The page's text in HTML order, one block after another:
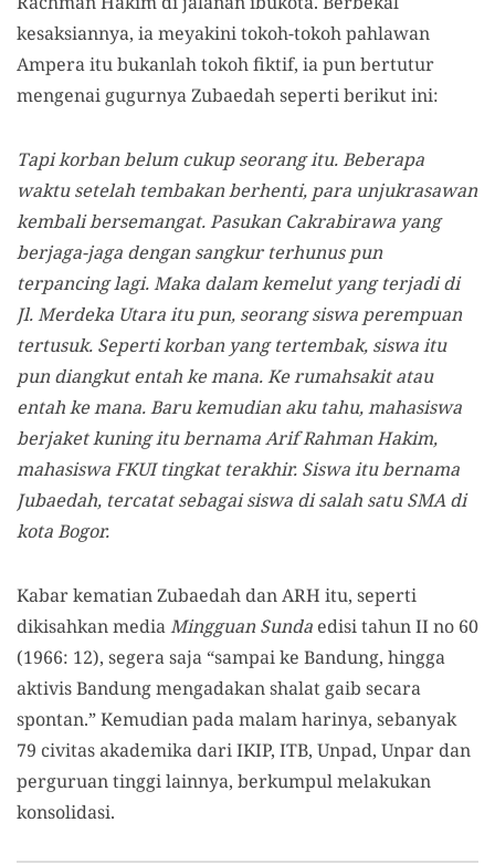
kesaksiannya, ia meyakini tokoh-tokoh pahlawan
Ampera itu bukanlah tokoh fiktif, ia pun bertutur
mengenai gugurnya Zubaedah seperti berikut ini:
Tapi korban belum cukup seorang itu. Beberapa
waktu setelah tembakan berhenti, para unjukrasawan
kembali bersemangat. Pasukan Cakrabirawa yang
berjaga-jaga dengan sangkur terhunus pun
terpancing lagi. Maka dalam kemelut yang terjadi di
Jl. Merdeka Utara itu pun, seorang siswa perempuan
tertusuk. Seperti korban yang tertembak, siswa itu
pun diangkut entah ke mana. Ke rumahsakit atau
entah ke mana. Baru kemudian aku tahu, mahasiswa
berjaket kuning itu bernama Arif Rahman Hakim,
mahasiswa FKUI tingkat terakhir. Siswa itu bernama
Jubaedah, tercatat sebagai siswa di salah satu SMA di
kota Bogor.
Kabar kematian Zubaedah dan ARH itu, seperti
dikisahkan mediaMingguan Sunda edisi tahun II no 60
(1966: 12), segera saja “sampai ke Bandung, hingga
aktivis Bandung mengadakan shalat gaib secara
spontan.” Kemudian pada malam harinya, sebanyak
79 civitas akademika dari IKIP, ITB, Unpad, Unpar dan
perguruan tinggi lainnya, berkumpul melakukan
konsolidasi.